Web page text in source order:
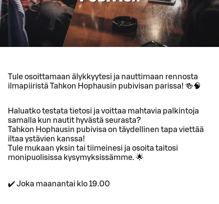
Tule osoittamaan älykkyytesi ja nauttimaan rennosta
ilmapiiristä Tahkon Hophausin pubivisan parissa! 🍻🧠
Haluatko testata tietosi ja voittaa mahtavia palkintoja
samalla kun nautit hyvästä seurasta?
Tahkon Hophausin pubivisa on täydellinen tapa viettää
iltaa ystävien kanssa!
Tule mukaan yksin tai tiimeinesi ja osoita taitosi
monipuolisissa kysymyksissämme. 🌟
✔️ Joka maanantai klo 19.00